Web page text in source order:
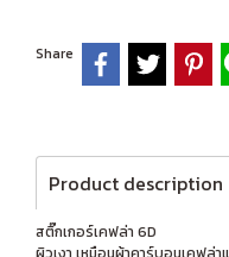
Share
Product description
สติ๊กเกอร์เคฟล่า 6D